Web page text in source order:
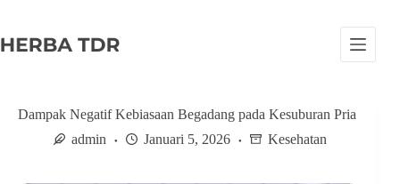
i
c
Dampak Negatif Kebiasaan Begadang pada Kesuburan Pria
admin
Januari 5, 2026 Kesehatan